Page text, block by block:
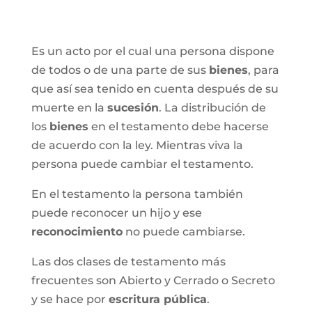
Es un acto por el cual una persona dispone
de todos o de una parte de sus bienes, para
que así sea tenido en cuenta después de su
muerte en la sucesión. La distribución de
los bienes en el testamento debe hacerse
de acuerdo con la ley. Mientras viva la
persona puede cambiar el testamento.
En el testamento la persona también
puede reconocer un hijo y ese
reconocimientono puede cambiarse.
Las dos clases de testamento más
frecuentes son Abierto y Cerrado o Secreto
y se hace por escritura pública.